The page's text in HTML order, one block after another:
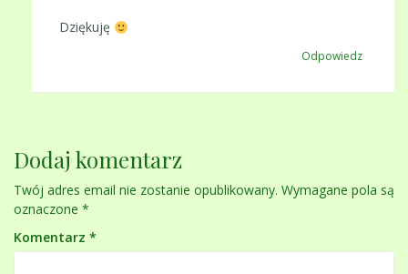
Dziękuję
Odpowiedz
Dodaj komentarz
Twój adres email nie zostanie opublikowany. Wymagane pola są
oznaczone *
Komentarz *